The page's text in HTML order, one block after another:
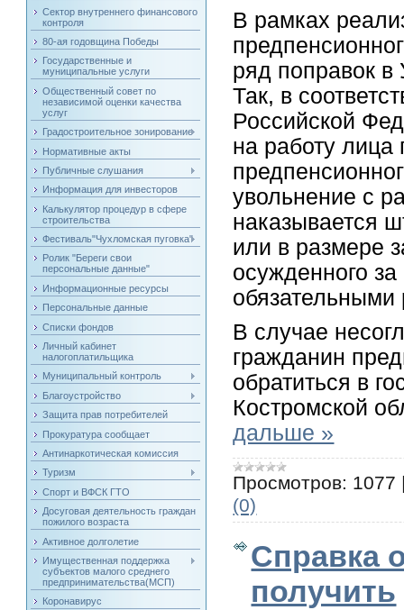
Сектор внутреннего финансового
контроля
80-ая годовщина Победы
Государственные и
муниципальные услуги
Общественный совет по
независимой оценки качества
услуг
Градостроительное зонирование
Нормативные акты
Публичные слушания
Информация для инвесторов
Калькулятор процедур в сфере
строительства
Фестиваль"Чухломская пуговка"
Ролик "Береги свои
персональные данные"
Информационные ресурсы
Персональные данные
Списки фондов
Личный кабинет
налогоплатильщика
Муниципальный контроль
Благоустройство
Защита прав потребителей
Прокуратура сообщает
Антинаркотическая комиссия
Туризм
Спорт и ВФСК ГТО
Досуговая деятельность граждан
пожилого возраста
Активное долголетие
Имущественная поддержка
субъектов малого среднего
предпринимательства(МСП)
Коронавирус
В рамках
ряд поправок в
Так, в
Российской
на работу
увольнение с
наказывается
или в размере
осужденного
обязательными
В случае
гражданин
обратиться в
Костромской
дальше »
Просмотров: 1077
(0)
Справка
получить